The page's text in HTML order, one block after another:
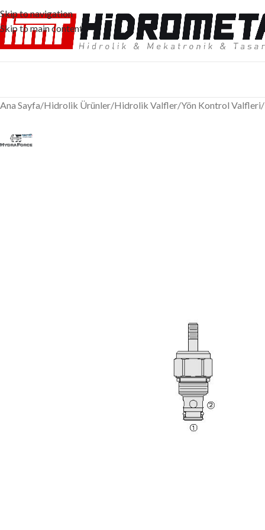
Skip to navigation
Skip to main content
Ana Sayfa/Hidrolik Ürünler/Hidrolik Valfler/Yön Kontrol Valfleri/